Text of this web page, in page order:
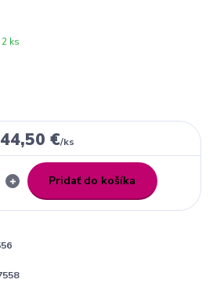
ks
44,50 €/ks
Pridať do košíka